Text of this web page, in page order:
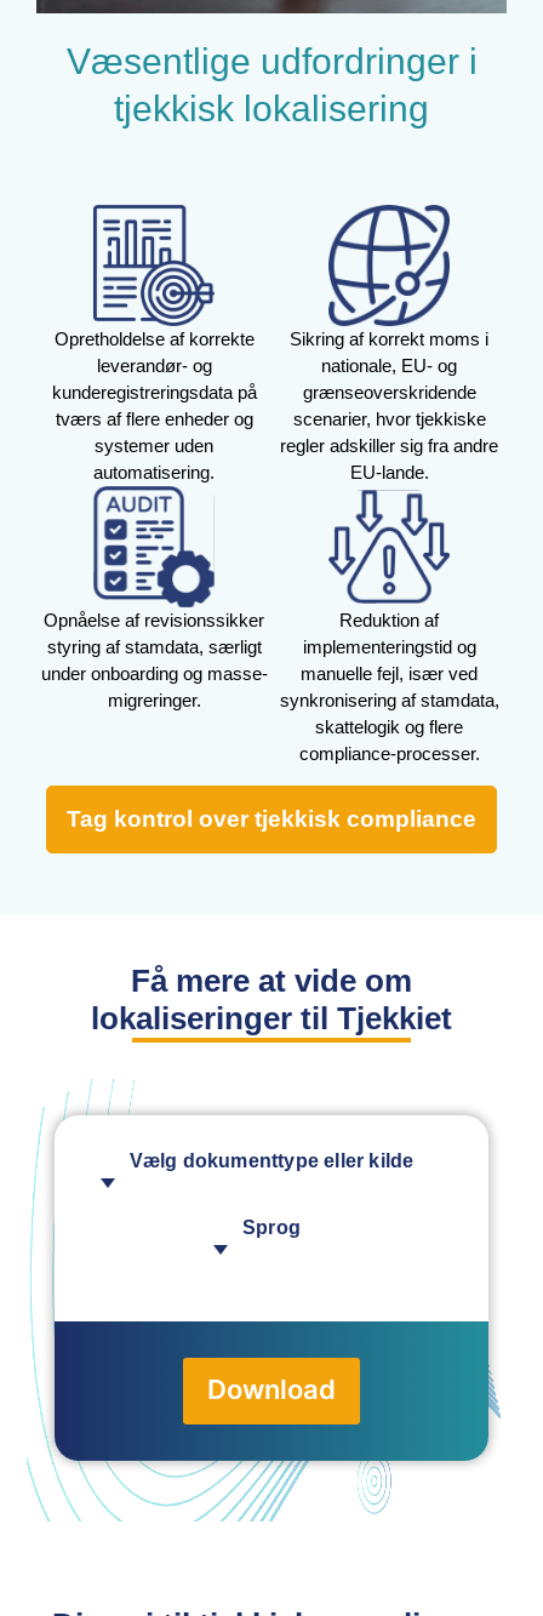
Væsentlige udfordringer i
tjekkisk lokalisering
Opretholdelse af korrekte
leverandør- og
kunderegistreringsdata på
tværs af flere enheder og
systemer uden
automatisering.
Sikring af korrekt moms i
nationale, EU- og
grænseoverskridende
scenarier, hvor tjekkiske
regler adskiller sig fra andre
EU-lande.
Opnåelse af revisionssikker
styring af stamdata, særligt
under onboarding og masse-
migreringer.
Reduktion af
implementeringstid og
manuelle fejl, især ved
synkronisering af stamdata,
skattelogik og flere
compliance-processer.
Tag kontrol over tjekkisk compliance
Få mere at vide om
lokaliseringer til Tjekkiet
Vælg dokumenttype eller kilde
Sprog
Download